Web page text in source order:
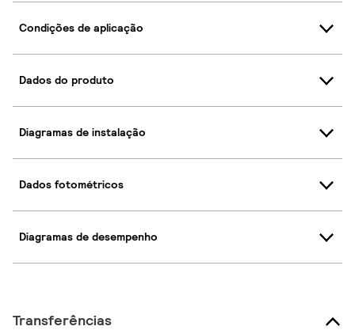
Condições de aplicação
Dados do produto
Diagramas de instalação
Dados fotométricos
Diagramas de desempenho
Transferências